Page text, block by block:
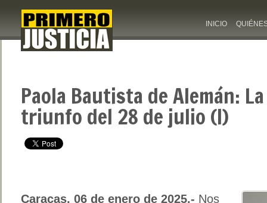
INICIO
Paola Bautista de Alemán:
triunfo del 28 de julio (I)
Caracas, 06 de enero de 2025.- Nos